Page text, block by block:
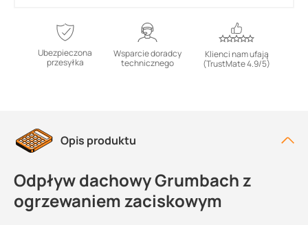
Ubezpieczona
przesyłka
Wsparcie doradcy
technicznego
Klienci nam ufają
(TrustMate 4.9/5)
Opis produktu
Odpływ dachowy Grumbach z
ogrzewaniem zaciskowym